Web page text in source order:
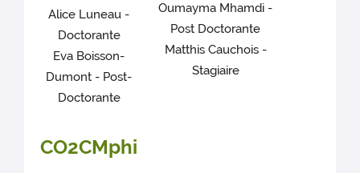
Alice Luneau -
Doctorante
Eva Boisson-
Dumont - Post-
Doctorante
CO2CMphi
Oumayma Mhamdi -
Post Doctorante
Matthis Cauchois -
Stagiaire